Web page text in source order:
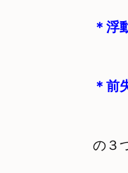
＊浮
＊前
の３